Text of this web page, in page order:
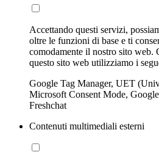
Accettando questi servizi,
oltre le funzioni di base e ti
comodamente il nostro sito web.
questo sito web utilizziamo i
Google Tag Manager, UET
Microsoft Consent Mode,
Freshchat
Contenuti multimediali esterni